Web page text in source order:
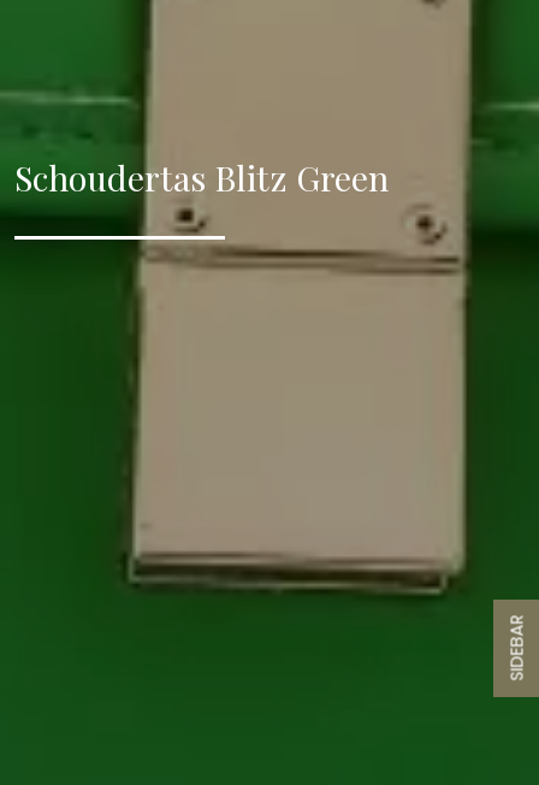
Schoudertas Blitz Green
SIDEBAR